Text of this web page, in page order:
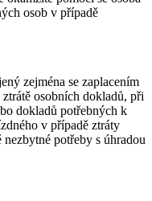
osob v případě
zejména se zaplacením
osobních dokladů, při
dokladů potřebných k
v případě ztráty
potřeby s úhradou